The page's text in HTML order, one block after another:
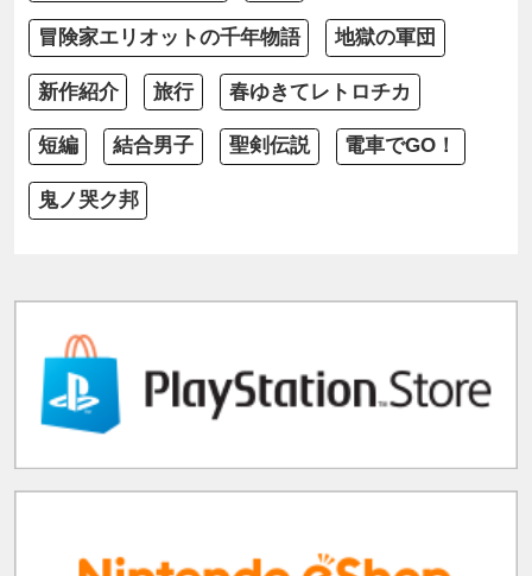
冒険家エリオットの千年物語 地獄の軍団
新作紹介 旅行 春ゆきてレトロチカ
短編 結合男子 聖剣伝説 電車でGO！
鬼ノ哭ク邦